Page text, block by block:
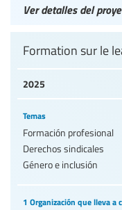
Ver detalles del
2025
Formation sur le
Temas
Formación profesional
Derechos sindicales
Género e inclusión
1 Organización que lleva a